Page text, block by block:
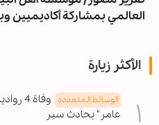
العالمي بمشاركة أكاديميين
الأكثر زيارة
الوسائط المتعدده
عامر" بحادث سير